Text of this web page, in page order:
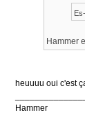
Hammer
heuuuu oui c'est
Hammer